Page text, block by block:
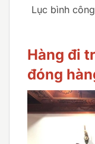
Lục bình
Hàng đi
đóng